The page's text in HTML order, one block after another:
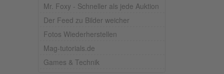
Mr. Foxy - Schneller als jede Auktion
Der Feed zu Bilder weicher
Fotos Wiederherstellen
Mag-tutorials.de
Games & Technik